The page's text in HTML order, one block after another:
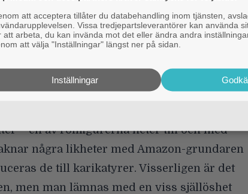
Dynamiken i grabbgänget och deras
främsta underhållningsvärde
och den ambivalens som genomsyrade
hatkärleken till karaktärerna. Kvartetten i
mer än de stereotyper till rikemanssvin
fall finns tydliga kopplingar till
– en av rollfigurerna heter till och med
några likheter med Amazon-grundaren
de till karikatyrer. Visserligen är det
men man lämnas med en viss själlöshet
att acceptera tillåter du databehandling inom tjänsten,
Vissa tredjepartsleverantörer kan använda
att arbeta, du kan invända mot det eller ändra andra
att välja "Inställningar" längst ner på sidan.
Inställningar